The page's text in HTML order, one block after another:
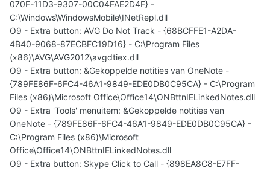
070F-11D3-9307-00C04FAE2D4F} -
C:\Windows\WindowsMobile\INetRepl.dll
O9 - Extra button: AVG Do Not Track - {68BCFFE1-A2DA-
4B40-9068-87ECBFC19D16} - C:\Program Files
(x86)\AVG\AVG2012\avgdtiex.dll
O9 - Extra button: &Gekoppelde notities van OneNote -
{789FE86F-6FC4-46A1-9849-EDE0DB0C95CA} - C:\Program
Files (x86)\Microsoft Office\Office14\ONBttnIELinkedNotes.dll
O9 - Extra 'Tools' menuitem: &Gekoppelde notities van
OneNote - {789FE86F-6FC4-46A1-9849-EDE0DB0C95CA} -
C:\Program Files (x86)\Microsoft
Office\Office14\ONBttnIELinkedNotes.dll
O9 - Extra button: Skype Click to Call - {898EA8C8-E7FF-